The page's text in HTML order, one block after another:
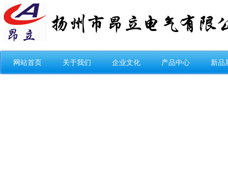
网站首页 关于我们 企业文化 产品中心 新品